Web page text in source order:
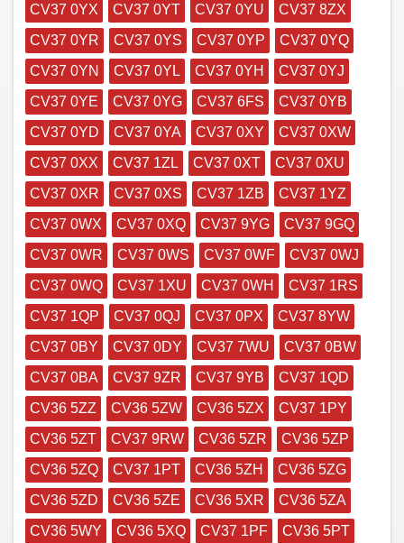
CV37 0YX
CV37 0YT CV37 0YU
CV37 8ZX
CV37 0YR
CV37 0YS CV37 0YP
CV37 0YQ
CV37 0YN
CV37 0YL CV37 0YH
CV37 0YJ
CV37 0YE
CV37 0YG CV37 6FS
CV37 0YB
CV37 0YD
CV37 0YA CV37 0XY
CV37 0XW
CV37 0XX
CV37 1ZL CV37 0XT
CV37 0XU
CV37 0XR
CV37 0XS CV37 1ZB
CV37 1YZ
CV37 0WX
CV37 0XQ CV37 9YG
CV37 9GQ
CV37 0WR
CV37 0WS CV37 0WF
CV37 0WJ
CV37 0WQ
CV37 1XU CV37 0WH
CV37 1RS
CV37 1QP
CV37 0QJ CV37 0PX
CV37 8YW
CV37 0BY
CV37 0DY CV37 7WU
CV37 0BW
CV37 0BA
CV37 9ZR CV37 9YB
CV37 1QD
CV36 5ZZ
CV36 5ZW CV36 5ZX
CV37 1PY
CV36 5ZT
CV37 9RW CV36 5ZR
CV36 5ZP
CV36 5ZQ
CV37 1PT CV36 5ZH
CV36 5ZG
CV36 5ZD
CV36 5ZE CV36 5XR
CV36 5ZA
CV36 5WY
CV36 5XQ CV37 1PF
CV36 5PT